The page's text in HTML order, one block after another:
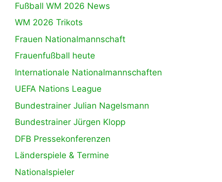
Fußball WM 2026 News
WM 2026 Trikots
Frauen Nationalmannschaft
Frauenfußball heute
Internationale Nationalmannschaften
UEFA Nations League
Bundestrainer Julian Nagelsmann
Bundestrainer Jürgen Klopp
DFB Pressekonferenzen
Länderspiele & Termine
Nationalspieler